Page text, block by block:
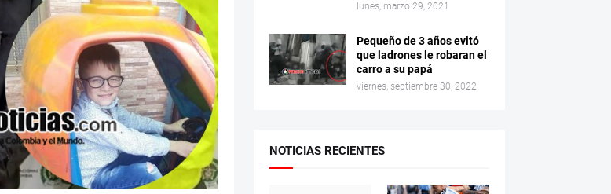
lunes, marzo 29, 2021
Pequeño de 3 años evitó
que ladrones le robaran el
carro a su papá
viernes, septiembre 30, 2022
NOTICIAS RECIENTES